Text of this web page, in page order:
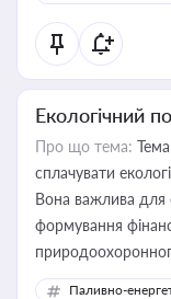
Екологічний
Про що тема:
сплачувати
Вона важлива для
формування
Паливно-